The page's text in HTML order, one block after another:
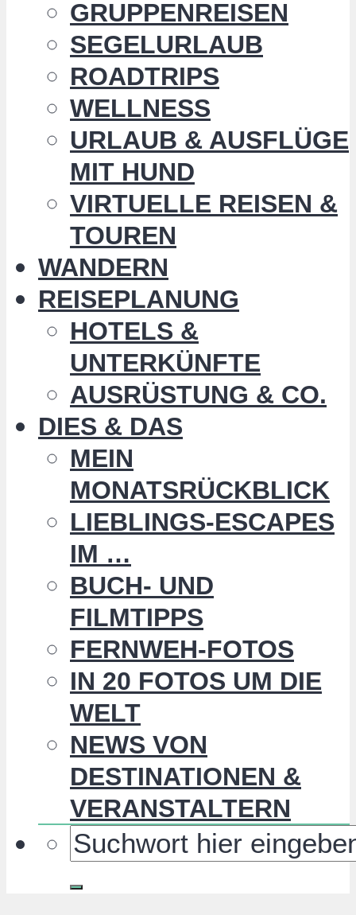
GRUPPENREISEN
SEGELURLAUB
ROADTRIPS
WELLNESS
URLAUB & AUSFLÜGE
MIT HUND
VIRTUELLE REISEN &
TOUREN
WANDERN
REISEPLANUNG
HOTELS &
UNTERKÜNFTE
AUSRÜSTUNG & CO.
DIES & DAS
MEIN
MONATSRÜCKBLICK
LIEBLINGS-ESCAPES
IM …
BUCH- UND
FILMTIPPS
FERNWEH-FOTOS
IN 20 FOTOS UM DIE
WELT
NEWS VON
DESTINATIONEN &
VERANSTALTERN